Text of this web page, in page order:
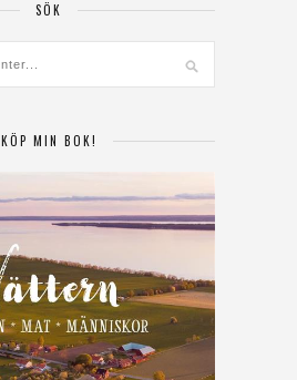
SÖK
KÖP MIN BOK!